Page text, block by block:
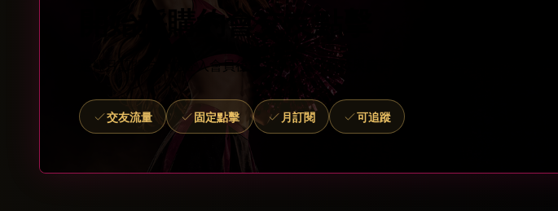
開始採購約會交友點擊
選擇月訂閱方案並登入會員後台，即可完成付款與廣告活動設定。
交友流量 固定點擊 月訂閱 可追蹤